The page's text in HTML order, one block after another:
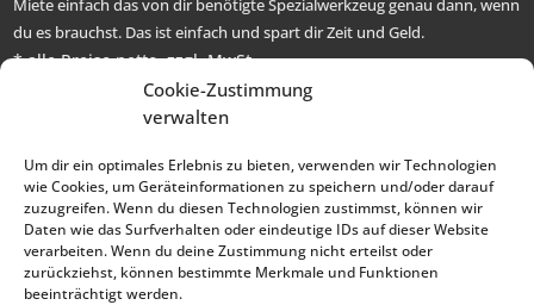
Cookie-Zustimmung
verwalten
Um dir ein optimales Erlebnis zu bieten, verwenden wir Technologien
wie Cookies, um Geräteinformationen zu speichern und/oder darauf
zuzugreifen. Wenn du diesen Technologien zustimmst, können wir
Daten wie das Surfverhalten oder eindeutige IDs auf dieser Website
verarbeiten. Wenn du deine Zustimmung nicht erteilst oder
zurückziehst, können bestimmte Merkmale und Funktionen
beeinträchtigt werden.
Miete einfach das von dir benötigte Spezialwerkzeug genau dann, wenn
du es brauchst. Das ist einfach und spart dir Zeit und Geld.
* alle Preise netto, zzgl. MwSt.
Abonniere unseren
Newsletter und bleibe
immer auf dem Laufenden